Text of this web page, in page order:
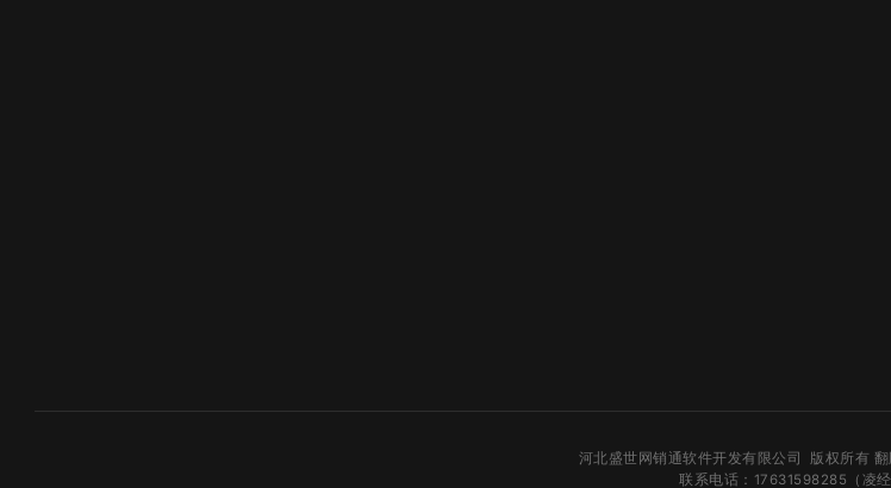
河北盛世网销通软件开发有限公司 版权所有
联系电话：17631598285（凌经